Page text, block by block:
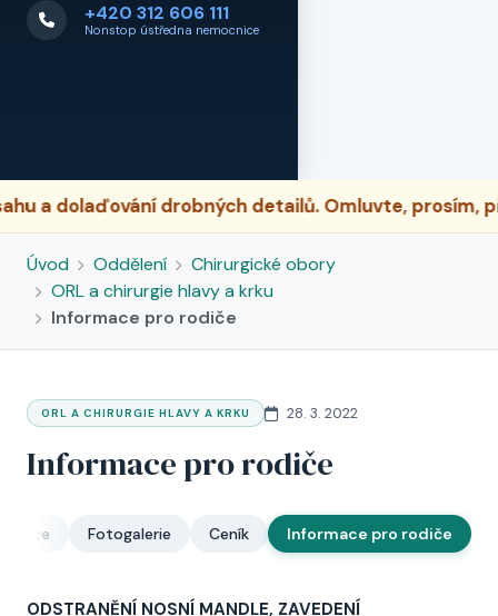
+420 312 606 111
Nonstop ústředna nemocnice
dolaďování drobných detailů. Omluvte, prosím,
Úvod Oddělení
Chirurgické obory
ORL a chirurgie hlavy a krku
Informace pro rodiče
ORL A CHIRURGIE HLAVY A KRKU 28. 3. 2022
Informace pro rodiče
Fotogalerie Ceník Informace pro rodiče
ODSTRANĚNÍ NOSNÍ MANDLE, ZAVEDENÍ